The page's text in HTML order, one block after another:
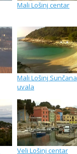
Mali Lošinj centar
Mali Lošinj Sunčana
uvala
Veli Lošinj centar